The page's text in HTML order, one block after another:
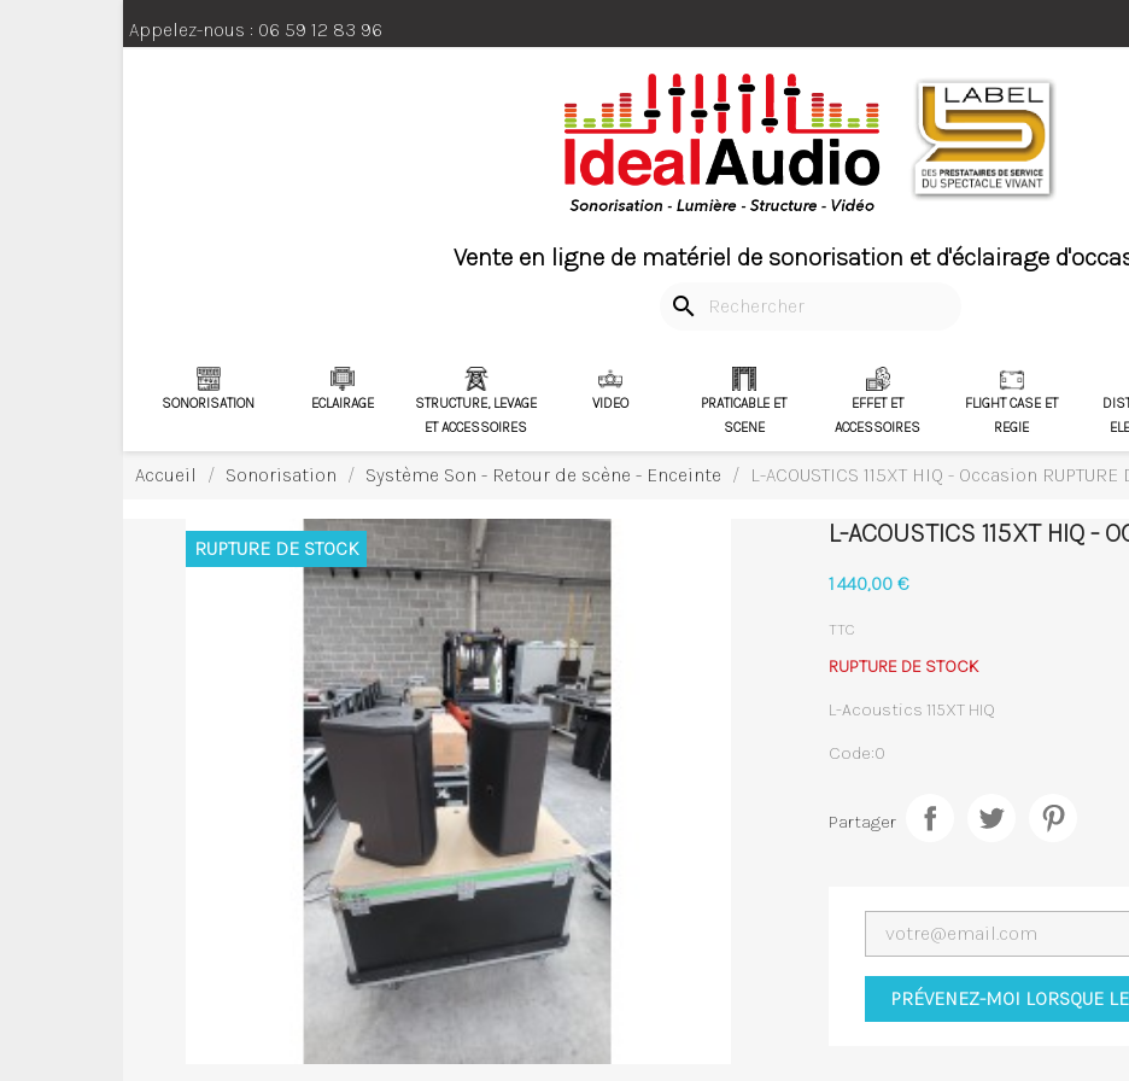
Appelez-nous : 06 59 12 83 96
Vente en ligne de matériel de sonorisation et d'éclairage
search
SONORISATION ECLAIRAGE
STRUCTURE, LEVAGE
ET ACCESSOIRES
VIDEO
PRATICABLE ET
SCENE
EFFET ET
ACCESSOIRES
FLIGHT CASE ET
REGIE
Accueil Sonorisation Système Son - Retour de scène - Enceinte L-ACOUSTICS 115XT HIQ - Occasion RUPTURE
RUPTURE DE STOCK L-ACOUSTICS 115XT HIQ -
1 440,00 €
TTC
RUPTURE DE STOCK
L-Acoustics 115XT HIQ
Code:0
Partager
PRÉVENEZ-MOI LORSQUE